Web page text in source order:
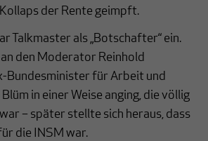
der Rente geimpft.
Talkmaster als „Botschafter“ ein.
an den Moderator Reinhold
Bundesminister für Arbeit und
in einer Weise anging, die völlig
– später stellte sich heraus, dass
die INSM war.